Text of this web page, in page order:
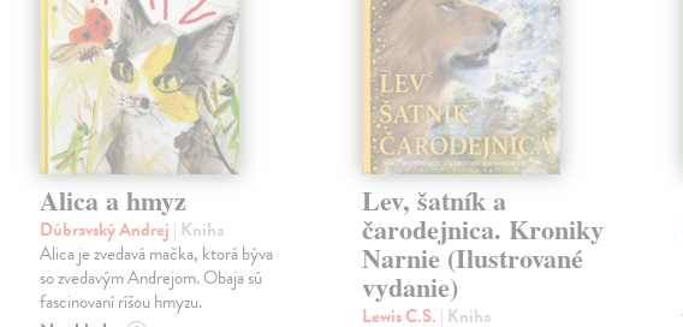
Alica a hmyz
Dúbravský Andrej | Kniha
Alica je zvedavá mačka, ktorá býva
so zvedavým Andrejom. Obaja sú
fascinovaní ríšou hmyzu.
Lev, šatník a
čarodejnica. Kroniky
Narnie (Ilustrované
vydanie)
Lewis C.S. | Kniha